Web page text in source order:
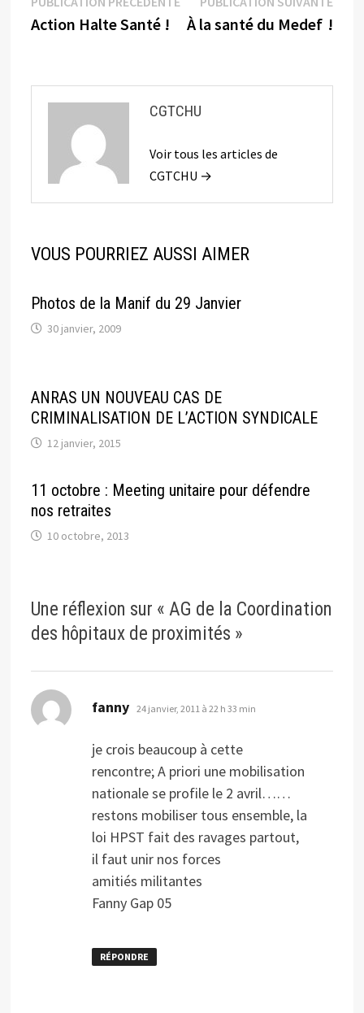
de
précédente :
Action Halte Santé ! À la santé du Medef !
CGTCHU
Voir tous les articles de
CGTCHU →
VOUS POURRIEZ AUSSI AIMER
Photos de la Manif du 29 Janvier
30 janvier, 2009
ANRAS UN NOUVEAU CAS DE
CRIMINALISATION DE L’ACTION SYNDICALE
12 janvier, 2015
11 octobre : Meeting unitaire pour défendre
nos retraites
10 octobre, 2013
Une réflexion sur «AG de la Coordination
des hôpitaux de proximités »
fanny dit :
24 janvier, 2011 à 22 h 33 min
je crois beaucoup à cette
rencontre; A priori une mobilisation
nationale se profile le 2 avril……
restons mobiliser tous ensemble, la
loi HPST fait des ravages partout,
il faut unir nos forces
amitiés militantes
Fanny Gap 05
RÉPONDRE